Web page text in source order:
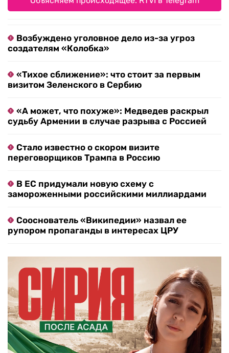
Возбуждено уголовное дело из-за угроз
создателям «Колобка»
«Тихое сближение»: что стоит за первым
визитом Зеленского в Сербию
«А может, что похуже»: Медведев раскрыл
судьбу Армении в случае разрыва с Россией
Стало известно о скором визите
переговорщиков Трампа в Россию
В ЕС придумали новую схему с
замороженными российскими миллиардами
Сооснователь «Википедии» назвал ее
рупором пропаганды в интересах ЦРУ